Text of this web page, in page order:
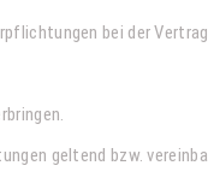
bei der
geltend bzw.